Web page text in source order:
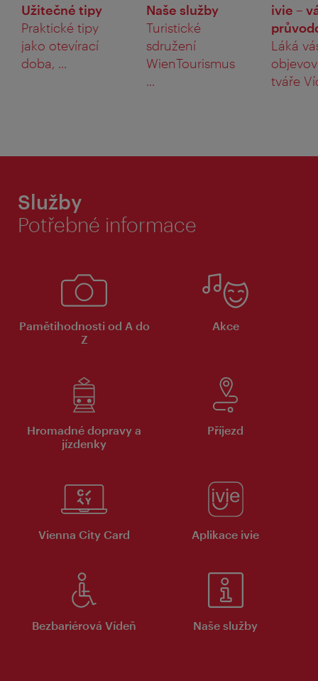
Užitečné tipy
Praktické tipy
jako otevírací
doba, ...
Naše služby
Turistické
sdružení
WienTourismus
...
ivie –
Láká
tváře
Služby
Potřebné informace
Pamětihodnosti od A do
Z
Akce
Hromadné dopravy a
jízdenky
Příjezd
Vienna City Card Aplikace ivie
Bezbariérová Vídeň Naše služby